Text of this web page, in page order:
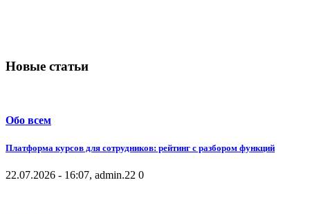
Новые статьи
Обо всем
Платформа курсов для сотрудников: рейтинг с разбором функций
22.07.2026 - 16:07, admin.22 0